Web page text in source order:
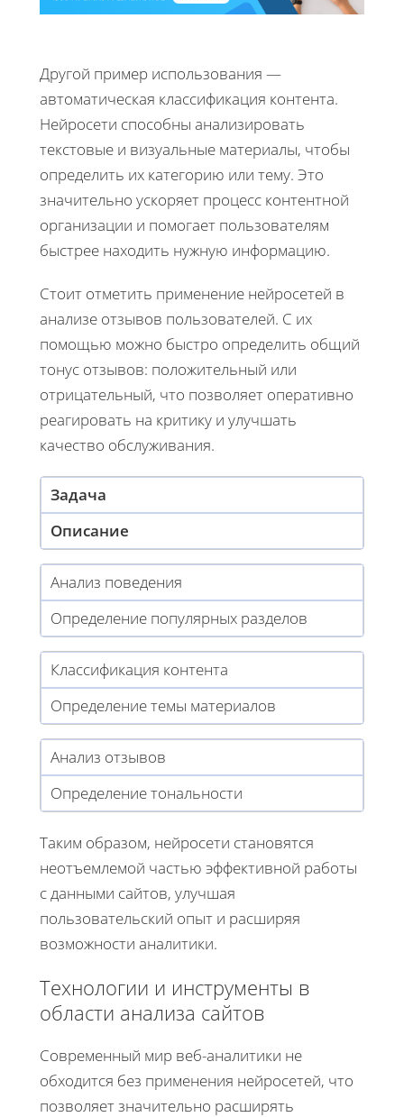
Другой пример использования —
автоматическая классификация контента.
Нейросети способны анализировать
текстовые и визуальные материалы, чтобы
определить их категорию или тему. Это
значительно ускоряет процесс контентной
организации и помогает пользователям
быстрее находить нужную информацию.
Стоит отметить применение нейросетей в
анализе отзывов пользователей. С их
помощью можно быстро определить общий
тонус отзывов: положительный или
отрицательный, что позволяет оперативно
реагировать на критику и улучшать
качество обслуживания.
Задача
Описание
Анализ поведения
Определение популярных разделов
Классификация контента
Определение темы материалов
Анализ отзывов
Определение тональности
Таким образом, нейросети становятся
неотъемлемой частью эффективной работы
с данными сайтов, улучшая
пользовательский опыт и расширяя
возможности аналитики.
Технологии и инструменты в
области анализа сайтов
Современный мир веб-аналитики не
обходится без применения нейросетей, что
позволяет значительно расширять